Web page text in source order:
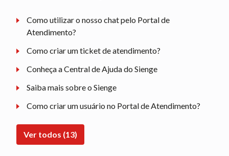
Como utilizar o nosso chat pelo Portal de
Atendimento?
Como criar um ticket de atendimento?
Conheça a Central de Ajuda do Sienge
Saiba mais sobre o Sienge
Como criar um usuário no Portal de Atendimento?
Ver todos (13)